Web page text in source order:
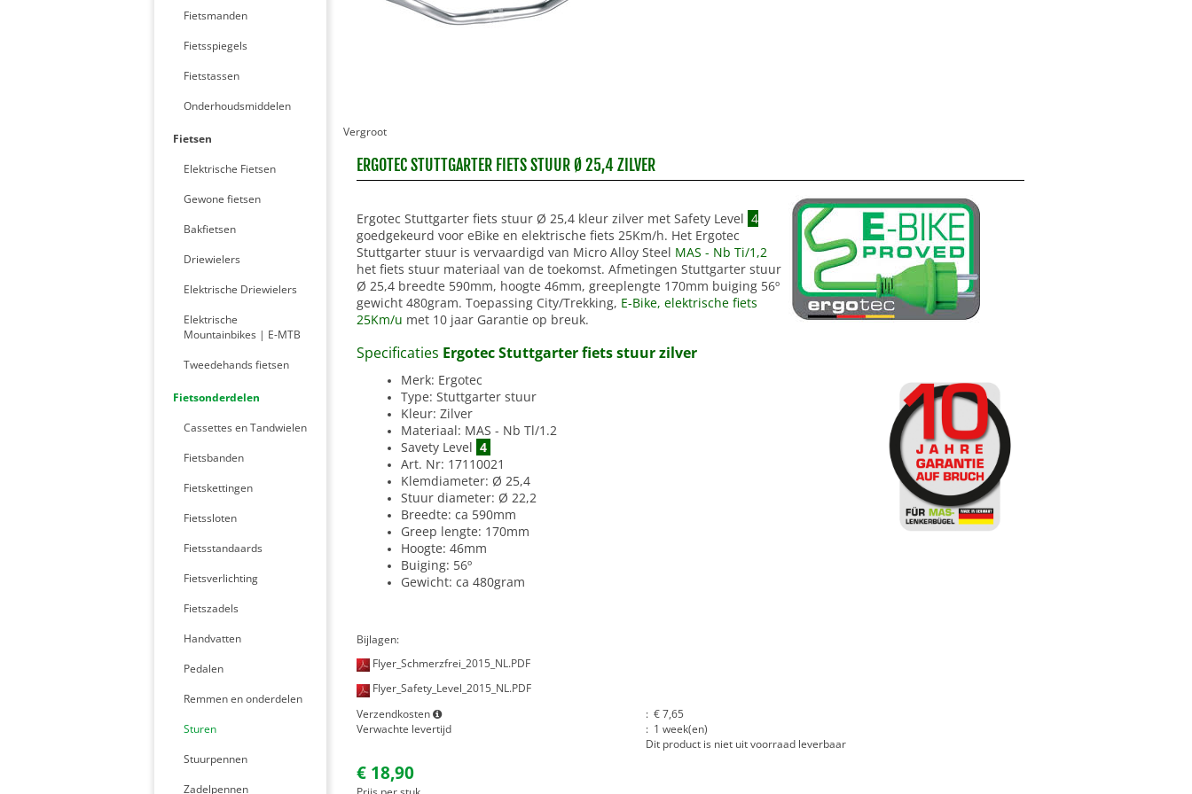
Fietsmanden
Fietsspiegels
Fietstassen
Onderhoudsmiddelen
Fietsen
Elektrische Fietsen
Gewone fietsen
Bakfietsen
Driewielers
Elektrische Driewielers
Elektrische
Mountainbikes | E-MTB
Tweedehands fietsen
Fietsonderdelen
Cassettes en Tandwielen
Fietsbanden
Fietskettingen
Fietssloten
Fietsstandaards
Fietsverlichting
Fietszadels
Handvatten
Pedalen
Remmen en onderdelen
Sturen
Stuurpennen
Zadelpennen
Vergroot
ERGOTEC STUTTGARTER FIETS STUUR Ø 25,4 ZILVER
Ergotec Stuttgarter fiets stuur Ø 25,4 kleur zilver met Safety Level 4
goedgekeurd voor eBike en elektrische fiets 25Km/h. Het Ergotec
Stuttgarter stuur is vervaardigd van Micro Alloy Steel MAS - Nb Ti/1,2
het fiets stuur materiaal van de toekomst. Afmetingen Stuttgarter stuur
Ø 25,4 breedte 590mm, hoogte 46mm, greeplengte 170mm buiging 56º
gewicht 480gram. Toepassing City/Trekking, E-Bike, elektrische fiets
25Km/u met 10 jaar Garantie op breuk.
Specificaties Ergotec Stuttgarter fiets stuur zilver
Merk: Ergotec
Type: Stuttgarter stuur
Kleur: Zilver
Materiaal: MAS - Nb Tl/1.2
Savety Level 4
Art. Nr: 17110021
Klemdiameter: Ø 25,4
Stuur diameter: Ø 22,2
Breedte: ca 590mm
Greep lengte: 170mm
Hoogte: 46mm
Buiging: 56º
Gewicht: ca 480gram
Bijlagen:
Flyer_Schmerzfrei_2015_NL.PDF
Flyer_Safety_Level_2015_NL.PDF
Verzendkosten
: €7,65
Verwachte levertijd
: 1 week(en)
Dit product is niet uit voorraad leverbaar
€ 18,90